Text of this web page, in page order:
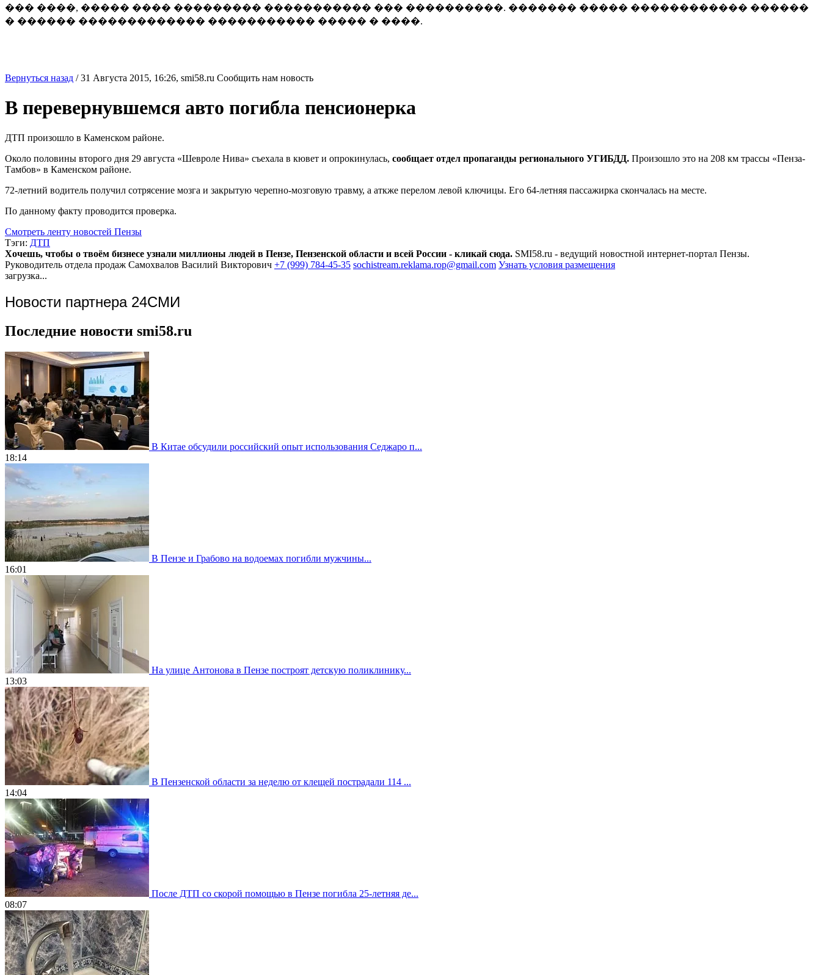
��� ����, ����� ���� ��������� ����������� ��� ����������. ������� ����� ������������ ������
� ������ ������������� ����������� ����� � ����.
Вернуться назад /31 Августа 2015, 16:26, smi58.ru Сообщить нам новость
В перевернувшемся авто погибла пенсионерка
ДТП произошло в Каменском районе.
Около половины второго дня 29 августа «Шевроле Нива» съехала в кювет и опрокинулась, сообщает отдел пропаганды регионального УГИБДД. Произошло это на 208 км трассы «Пенза-
Тамбов» в Каменском районе.
72-летний водитель получил сотрясение мозга и закрытую черепно-мозговую травму, а аткже перелом левой ключицы. Его 64-летняя пассажирка скончалась на месте.
По данному факту проводится проверка.
Смотреть ленту новостей Пензы
Тэги: ДТП
Хочешь, чтобы о твоём бизнесе узнали миллионы людей в Пензе, Пензенской области и всей России - кликай сюда. SMI58.ru - ведущий новостной интернет-портал Пензы.
Руководитель отдела продаж Самохвалов Василий Викторович +7 (999) 784-45-35 sochistream.reklama.rop@gmail.com Узнать условия размещения
загрузка...
Новости партнера 24СМИ
Последние новости smi58.ru
В Китае обсудили российский опыт использования Седжаро п...
18:14
В Пензе и Грабово на водоемах погибли мужчины...
16:01
На улице Антонова в Пензе построят детскую поликлинику...
13:03
В Пензенской области за неделю от клещей пострадали 114 ...
14:04
После ДТП со скорой помощью в Пензе погибла 25-летняя де...
08:07